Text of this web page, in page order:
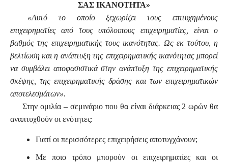
ΣΑΣ ΙΚΑΝΟΤΗΤΑ»
«Αυτό το οποίο ξεχωρίζει τους επιτυχημένους
επιχειρηματίες από τους υπόλοιπους επιχειρηματίες, είναι ο
βαθμός της επιχειρηματικής τους ικανότητας. Ως εκ τούτου, η
βελτίωση και η ανάπτυξη της επιχειρηματικής ικανότητας μπορεί
να συμβάλει αποφασιστικά στην ανάπτυξη της επιχειρηματικής
σκέψης, της επιχειρηματικής δράσης και των επιχειρηματικών
αποτελεσμάτων».
Στην ομιλία – σεμινάριο που θα είναι διάρκειας 2 ωρών θα
αναπτυχθούν οι ενότητες:
Γιατί οι περισσότερες επιχειρήσεις αποτυγχάνουν;
Με ποιο τρόπο μπορούν οι επιχειρηματίες και οι